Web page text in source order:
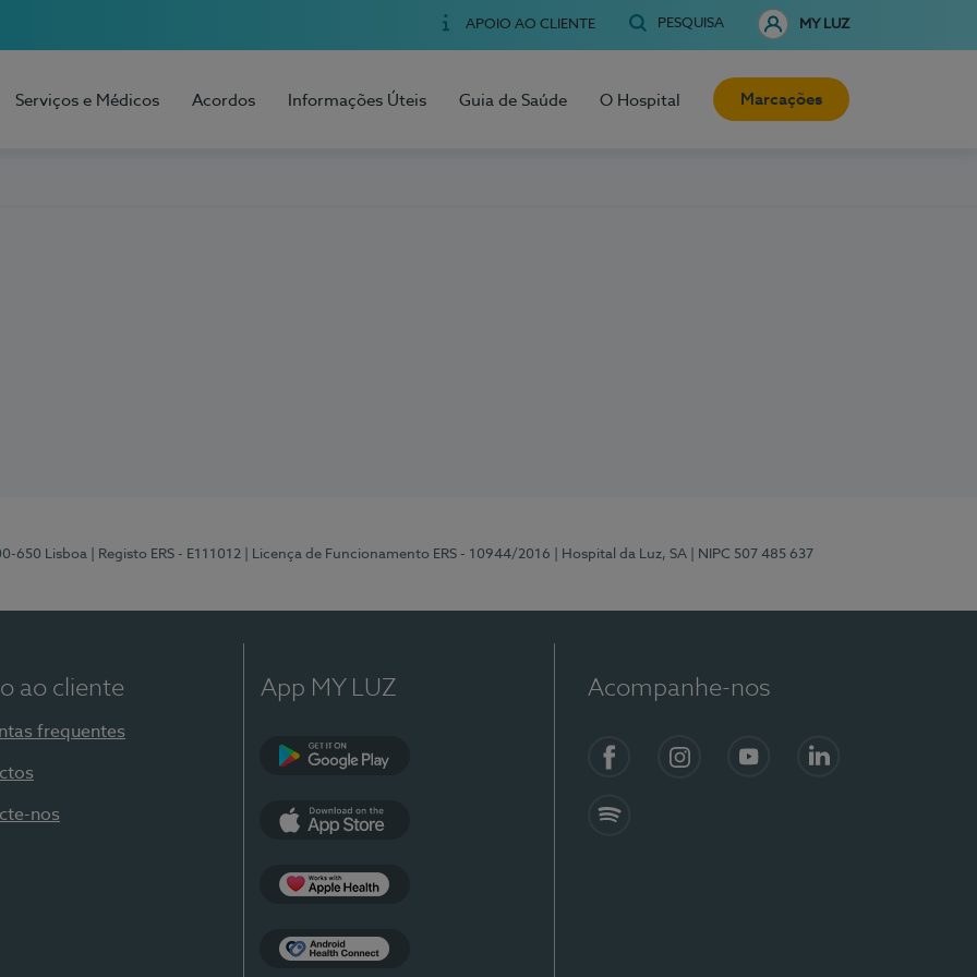
APOIO AO CLIENTE PESQUISA MY LUZ
Serviços e Médicos Acordos Informações Úteis Guia de Saúde O Hospital Marcações
650 Lisboa | Registo ERS - E111012 | Licença de Funcionamento ERS - 10944/2016 | Hospital da Luz, SA | NIPC 507 485 637
ao cliente
frequentes
nos
App MY LUZ Acompanhe-nos